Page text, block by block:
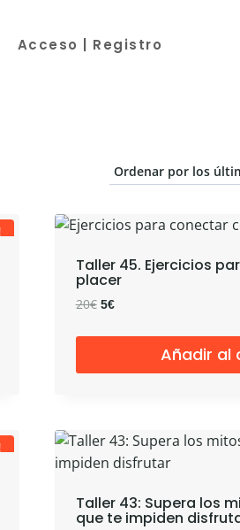
Acceso | Registro
Taller 45. Ejercicios
placer
20€ El
original
20€.
5€El
actual
5€.
Añadir al
Taller 43: Supera los
que te impiden